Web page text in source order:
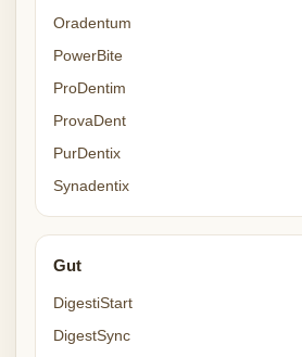
Oradentum
PowerBite
ProDentim
ProvaDent
PurDentix
Synadentix
Gut
DigestiStart
DigestSync